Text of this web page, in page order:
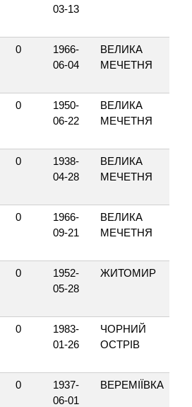
03-13
0
1966-
06-04
ВЕЛИКА
МЕЧЕТНЯ
0
1950-
06-22
ВЕЛИКА
МЕЧЕТНЯ
0
1938-
04-28
ВЕЛИКА
МЕЧЕТНЯ
0
1966-
09-21
ВЕЛИКА
МЕЧЕТНЯ
0
1952-
05-28
ЖИТОМИР
0
1983-
01-26
ЧОРНИЙ
ОСТРІВ
0
1937-
06-01
ВЕРЕМІЇВКА